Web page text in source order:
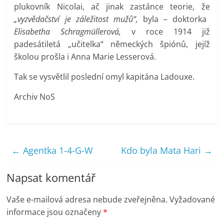
plukovník Nicolai, ač jinak zastánce teorie, že
„vyzvědačství je záležitost mužů“, byla – doktorka
Elisabetha Schragmüllerová, v roce 1914 již
padesátiletá „učitelka“ německých špiónů, jejíž
školou prošla i Anna Marie Lesserová.
Tak se vysvětlil poslední omyl kapitána Ladouxe.
Archiv NoS
← Agentka 1-4-G-W Kdo byla Mata Hari →
Napsat komentář
Vaše e-mailová adresa nebude zveřejněna. Vyžadované
informace jsou označeny*